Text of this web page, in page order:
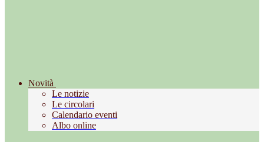
Novità
Le notizie
Le circolari
Calendario eventi
Albo online